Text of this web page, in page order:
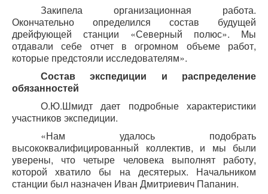
Закипела организационная работа.
Окончательно определился состав будущей
дрейфующей станции «Северный полюс». Мы
отдавали себе отчет в огромном объеме работ,
которые предстояли исследователям».
Состав экспедиции и распределение
обязанностей
О.Ю.Шмидт дает подробные характеристики
участников экспедиции.
«Нам удалось подобрать
высококвалифицированный коллектив, и мы были
уверены, что четыре человека выполнят работу,
которой хватило бы на десятерых. Начальником
станции был назначен Иван Дмитриевич Папанин.